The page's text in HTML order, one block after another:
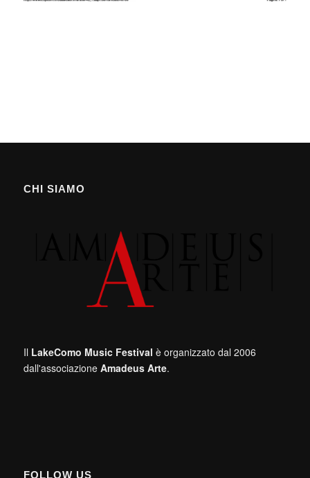
CHI SIAMO
Il LakeComo Music Festival è organizzato dal 2006
dall'associazione Amadeus Arte.
FOLLOW US